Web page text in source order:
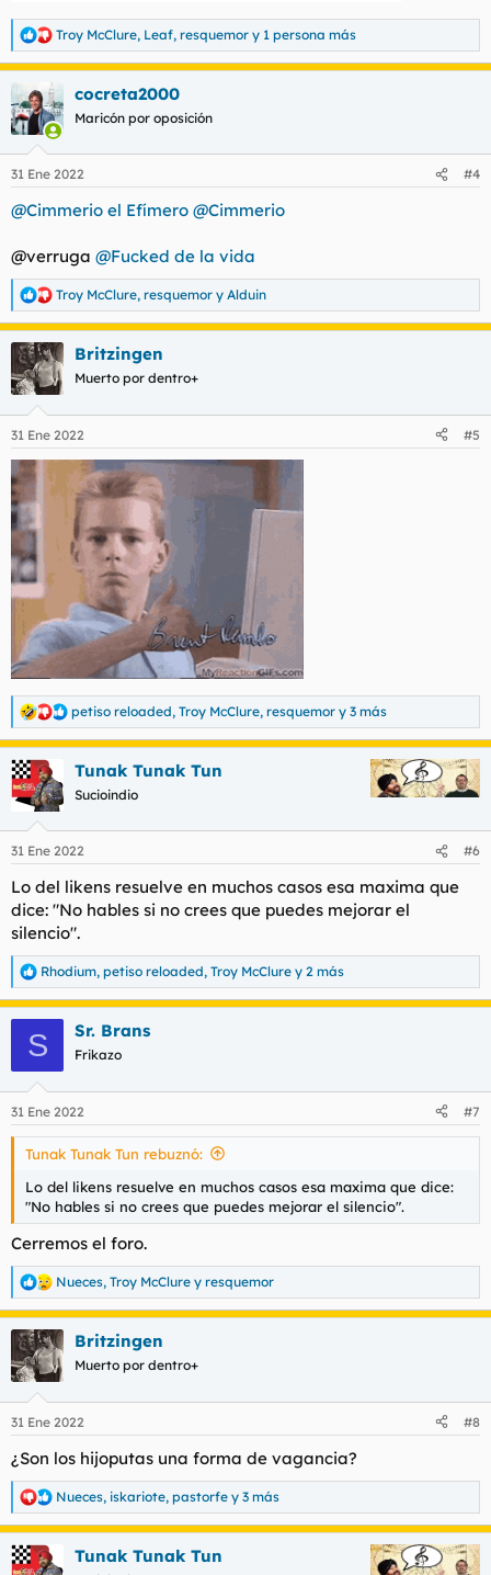
R
e
a
c
c
i
e
:
Troy McClure, Leaf, resquemor y 1 persona más
cocreta2000
Maricón por oposición
31 Ene 2022 #4
@Cimmerio el Efímero @Cimmerio
@verruga @Fucked de la vida
R
e
a
c
c
i
e
s
:
Troy McClure, resquemor y Alduin
Britzingen
Muerto por dentro+
31 Ene 2022 #5
R
e
a
c
c
i
e
:
petiso reloaded, Troy McClure, resquemor y 3 más
Tunak Tunak Tun
Sucioindio
31 Ene 2022 #6
Lo del likens resuelve en muchos casos esa maxima que
dice: "No hables si no crees que puedes mejorar el
silencio".
R
e
a
e
s
Rhodium, petiso reloaded, Troy McClure y 2 más
S Sr. Brans
Frikazo
31 Ene 2022 #7
Tunak Tunak Tun rebuznó:
Lo del likens resuelve en muchos casos esa maxima que dice:
"No hables si no crees que puedes mejorar el silencio".
Cerremos el foro.
R
e
a
c
c
i
e
:
Nueces, Troy McClure y resquemor
Britzingen
Muerto por dentro+
31 Ene 2022 #8
¿Son los hijoputas una forma de vagancia?
R
e
a
c
Nueces, iskariote, pastorfe y 3 más
Tunak Tunak Tun